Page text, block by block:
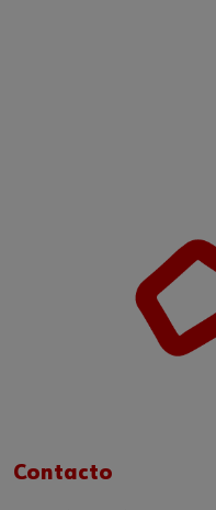
Contacto